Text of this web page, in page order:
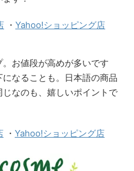
・ Yahoo!ショッピング店
お値段が高めが多いです
なることも。日本語の商品
なのも、嬉しいポイントで
・ Yahoo!ショッピング店